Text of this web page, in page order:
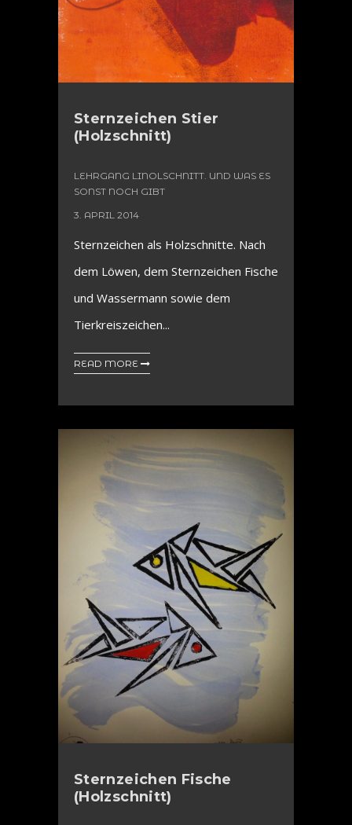
Sternzeichen Stier
(Holzschnitt)
LEHRGANG LINOLSCHNITT. UND WAS ES
SONST NOCH GIBT
3. APRIL 2014
Sternzeichen als Holzschnitte. Nach
dem Löwen, dem Sternzeichen Fische
und Wassermann sowie dem
Tierkreiszeichen...
READ MORE
Sternzeichen Fische
(Holzschnitt)